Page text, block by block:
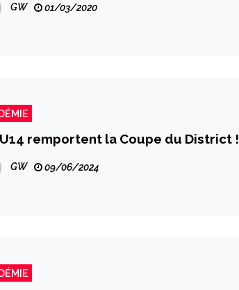
GW 01/03/2020
remportent la Coupe du District !
GW 09/06/2024